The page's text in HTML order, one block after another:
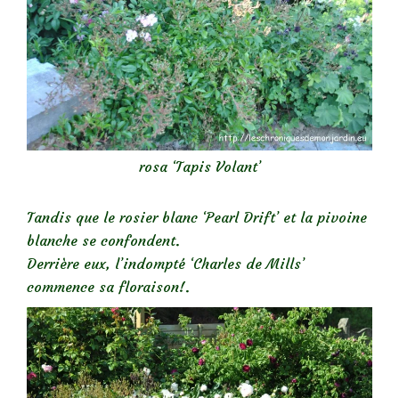
rosa ‘Tapis Volant’
Tandis que le rosier blanc ‘Pearl Drift’ et la pivoine
blanche se confondent.
Derrière eux, l’indompté ‘Charles de Mills’
commence sa floraison!.